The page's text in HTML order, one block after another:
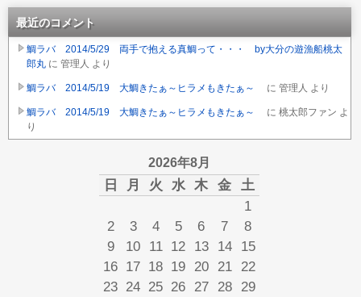
最近のコメント
鯛ラバ 2014/5/29 両手で抱える真鯛って・・・ by大分の遊漁船桃太
郎丸 に 管理人 より
鯛ラバ 2014/5/19 大鯛きたぁ～ヒラメもきたぁ～ に 管理人 より
鯛ラバ 2014/5/19 大鯛きたぁ～ヒラメもきたぁ～ に 桃太郎ファン よ
り
2026年8月
日 月 火 水 木 金 土
1
2
3 4 5 6 7
8
9
10 11 12 13 14
15
16 17 18 19 20 21
22
23 24 25 26 27 28
29